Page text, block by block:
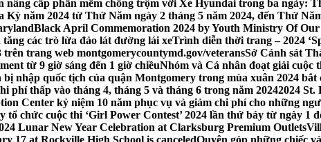
nâng cấp phần mềm chống trộm với Xe Hyundai trong ba ngày:
năm 2024 từ Thứ Năm ngày 2 tháng 5 năm 2024, đến Thứ
Black April Commemoration 2024 by Youth Ministry Of
các trò lừa đảo lát đường lái xeTrình diễn thời trang – 2024
trang web montgomerycountymd.gov/veteransSở Cảnh sát
từ 9 giờ sáng đến 1 giờ chiềuNhóm và Cá nhân đoạt giải cuộc
nhập quốc tịch của quận Montgomery trong mùa xuân 2024 bắt
phí thấp vào tháng 4, tháng 5 và tháng 6 trong năm 20242024 St.
Center kỷ niệm 10 năm phục vụ và giảm chi phí cho những
tổ chức cuộc thi ‘Girl Power Contest’ 2024 lần thứ bảy từ ngày 1
Lunar New Year Celebration at Clarksburg Premium Outlets